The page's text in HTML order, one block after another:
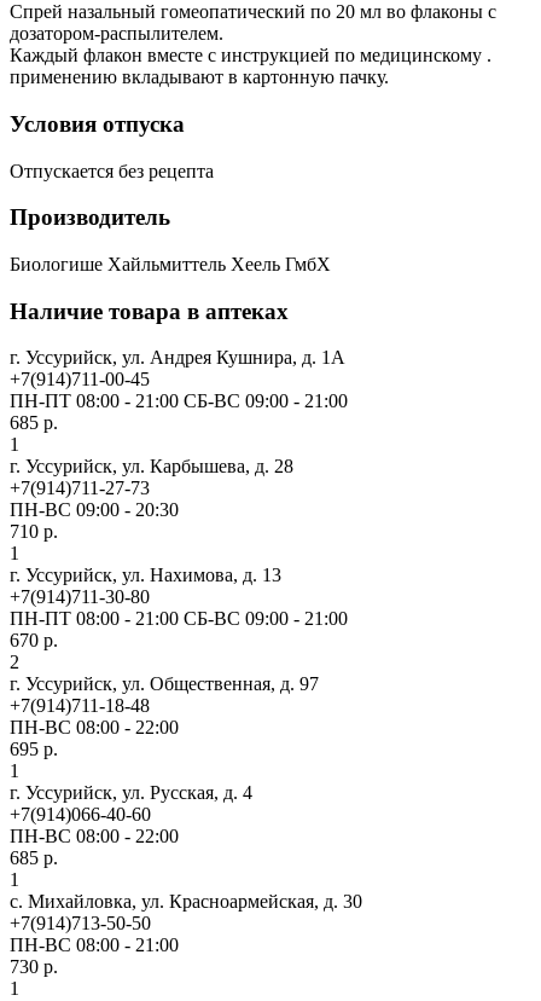
Спрей назальный гомеопатический по 20 мл во флаконы с
дозатором-распылителем.
Каждый флакон вместе с инструкцией по медицинскому .
применению вкладывают в картонную пачку.
Условия отпуска
Отпускается без рецепта
Производитель
Биологише Хайльмиттель Хеель ГмбХ
Наличие товара в аптеках
г. Уссурийск, ул. Андрея Кушнира, д. 1А
+7(914)711-00-45
ПН-ПТ 08:00 - 21:00 СБ-ВС 09:00 - 21:00
685 р.
1
г. Уссурийск, ул. Карбышева, д. 28
+7(914)711-27-73
ПН-ВС 09:00 - 20:30
710 р.
1
г. Уссурийск, ул. Нахимова, д. 13
+7(914)711-30-80
ПН-ПТ 08:00 - 21:00 СБ-ВС 09:00 - 21:00
670 р.
2
г. Уссурийск, ул. Общественная, д. 97
+7(914)711-18-48
ПН-ВС 08:00 - 22:00
695 р.
1
г. Уссурийск, ул. Русская, д. 4
+7(914)066-40-60
ПН-ВС 08:00 - 22:00
685 р.
1
с. Михайловка, ул. Красноармейская, д. 30
+7(914)713-50-50
ПН-ВС 08:00 - 21:00
730 р.
1